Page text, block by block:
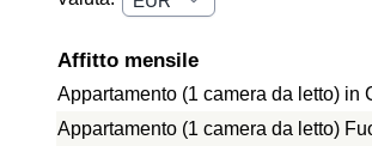
Affitto mensile
Appartamento (1 camera da letto) in
Appartamento (1 camera da letto)